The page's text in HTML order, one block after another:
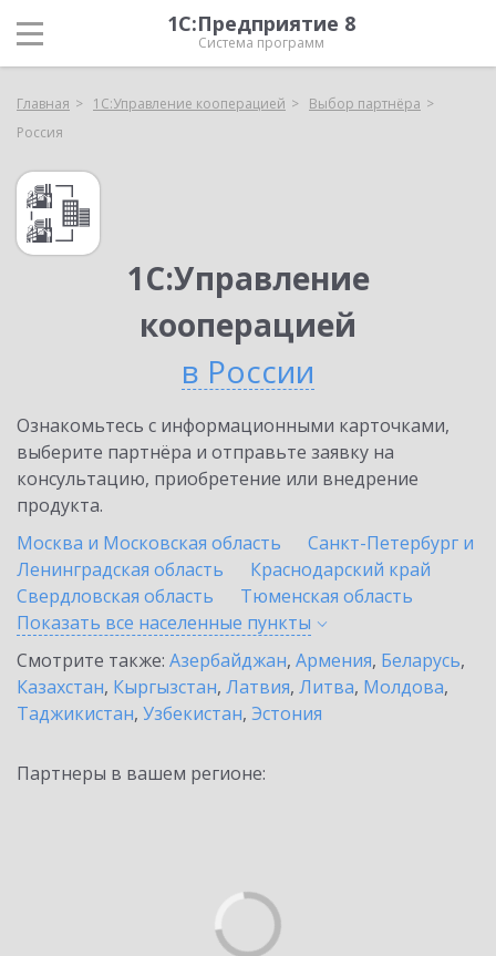
1С:Предприятие 8
Система программ
Главная 1С:Управление кооперацией
Выбор партнёра
Россия
1С:Управление
кооперацией
в России
Ознакомьтесь с информационными карточками,
выберите партнёра и отправьте заявку на
консультацию, приобретение или внедрение
продукта.
Москва и Московская область
Санкт-Петербург и
Ленинградская область
Краснодарский край
Свердловская область
Тюменская область
Показать все населенные пункты
Смотрите также: Азербайджан, Армения, Беларусь,
Казахстан, Кыргызстан, Латвия, Литва, Молдова,
Таджикистан, Узбекистан, Эстония
Партнеры в вашем регионе: